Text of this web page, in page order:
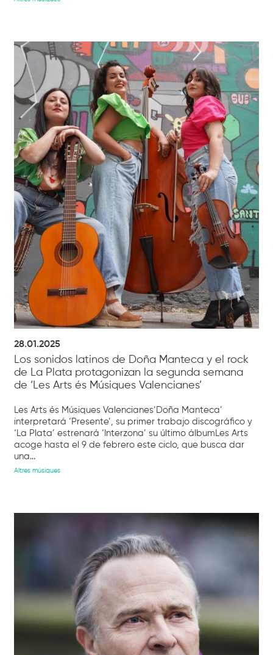
28.01.2025
Los sonidos latinos de Doña Manteca y el rock
de La Plata protagonizan la segunda semana
de ‘Les Arts és Músiques Valencianes’
Les Arts és Músiques Valencianes‘Doña Manteca’
interpretará ‘Presente’, su primer trabajo discográfico y
‘La Plata’ estrenará ‘Interzona’ su último álbumLes Arts
acoge hasta el 9 de febrero este ciclo, que busca dar
una...
Altres músiques